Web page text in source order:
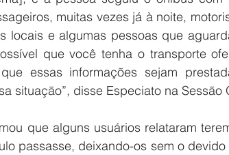
muitas vezes já à noite,
locais e algumas pessoas que
que você tenha o transporte
essas informações sejam
situação”, disse Especiato na Sessão
que alguns usuários relataram
passasse, deixando-os sem o